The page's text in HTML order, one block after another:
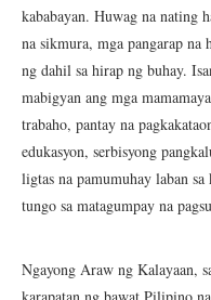
kababayan. Huwag na nating
na sikmura, mga pangarap
ng dahil sa hirap ng buhay.
mabigyan ang mga
trabaho, pantay na
edukasyon, serbisyong
ligtas na pamumuhay laban
tungo sa matagumpay na
Ngayong Araw ng Kalayaan,